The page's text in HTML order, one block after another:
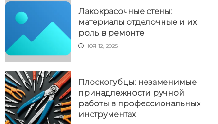
Лакокрасочные стены:
материалы отделочные и их
роль в ремонте
НОЯ 12, 2025
Плоскогубцы: незаменимые
принадлежности ручной
работы в профессиональных
инструментах